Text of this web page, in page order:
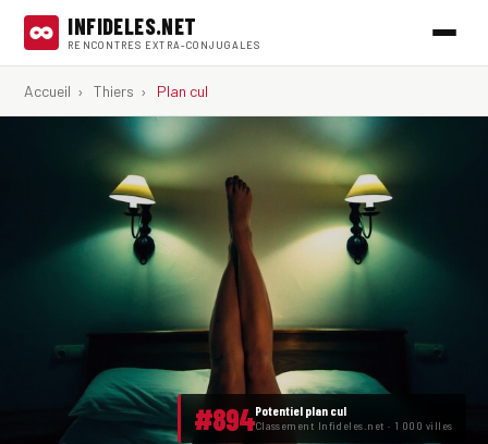
INFIDELES.NET
RENCONTRES EXTRA-CONJUGALES
Accueil › Thiers › Plan cul
#894Potentiel plan cul
Classement Infideles.net · 1 000 villes